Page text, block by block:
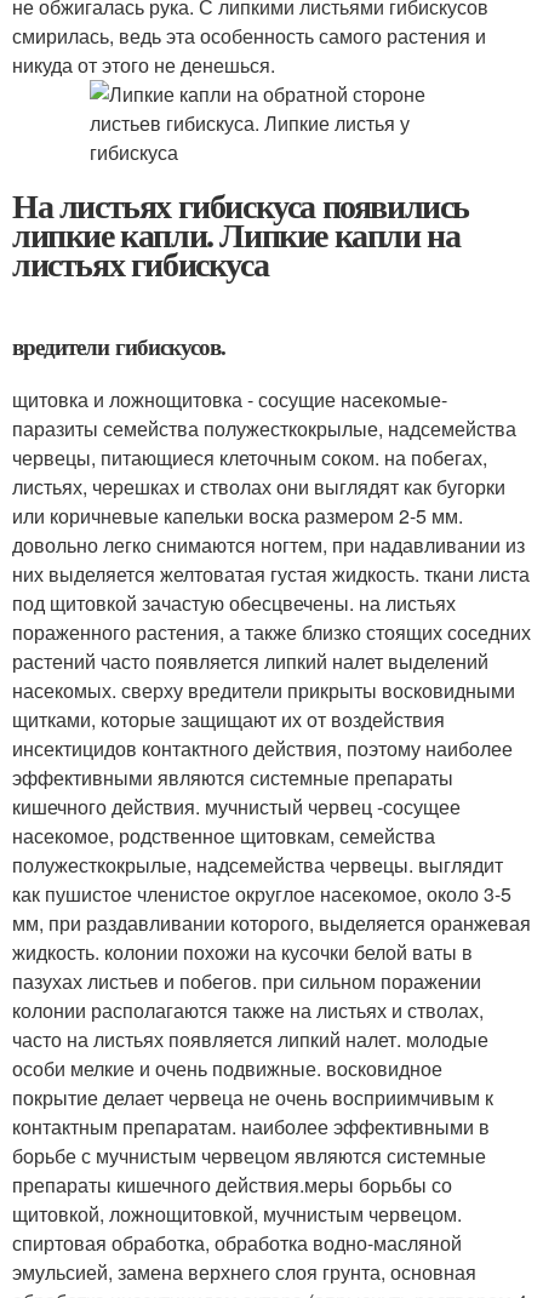
не обжигалась рука. С липкими листьями гибискусов
смирилась, ведь эта особенность самого растения и
никуда от этого не денешься.
На листьях гибискуса появились
липкие капли. Липкие капли на
листьях гибискуса
вредители гибискусов.
щитовка и ложнощитовка - сосущие насекомые-
паразиты семейства полужесткокрылые, надсемейства
червецы, питающиеся клеточным соком. на побегах,
листьях, черешках и стволах они выглядят как бугорки
или коричневые капельки воска размером 2-5 мм.
довольно легко снимаются ногтем, при надавливании из
них выделяется желтоватая густая жидкость. ткани листа
под щитовкой зачастую обесцвечены. на листьях
пораженного растения, а также близко стоящих соседних
растений часто появляется липкий налет выделений
насекомых. сверху вредители прикрыты восковидными
щитками, которые защищают их от воздействия
инсектицидов контактного действия, поэтому наиболее
эффективными являются системные препараты
кишечного действия. мучнистый червец -сосущее
насекомое, родственное щитовкам, семейства
полужесткокрылые, надсемейства червецы. выглядит
как пушистое членистое округлое насекомое, около 3-5
мм, при раздавливании которого, выделяется оранжевая
жидкость. колонии похожи на кусочки белой ваты в
пазухах листьев и побегов. при сильном поражении
колонии располагаются также на листьях и стволах,
часто на листьях появляется липкий налет. молодые
особи мелкие и очень подвижные. восковидное
покрытие делает червеца не очень восприимчивым к
контактным препаратам. наиболее эффективными в
борьбе с мучнистым червецом являются системные
препараты кишечного действия.меры борьбы со
щитовкой, ложнощитовкой, мучнистым червецом.
спиртовая обработка, обработка водно-масляной
эмульсией, замена верхнего слоя грунта, основная